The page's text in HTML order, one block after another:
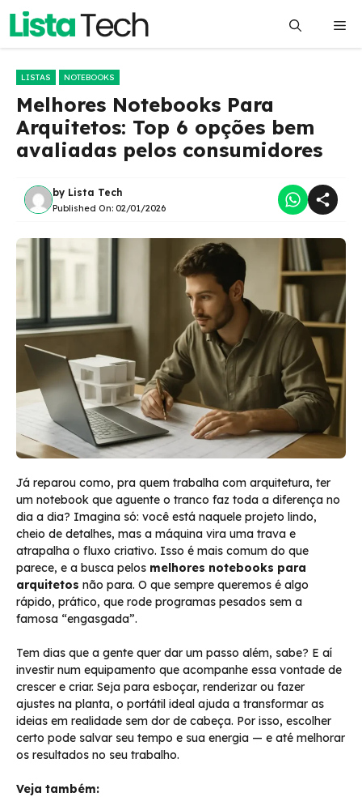
Pular
o
LISTAS NOTEBOOKS
Melhores Notebooks Para
Arquitetos: Top 6 opções bem
avaliadas pelos consumidores
by Lista Tech
Published On: 02/01/2026
Já reparou como, pra quem trabalha com arquitetura, ter
um notebook que aguente o tranco faz toda a diferença no
dia a dia? Imagina só: você está naquele projeto lindo,
cheio de detalhes, mas a máquina vira uma trava e
atrapalha o fluxo criativo. Isso é mais comum do que
parece, e a busca pelos melhores notebooks para
arquitetos não para. O que sempre queremos é algo
rápido, prático, que rode programas pesados sem a
famosa “engasgada”.
Tem dias que a gente quer dar um passo além, sabe? E aí
investir num equipamento que acompanhe essa vontade de
crescer e criar. Seja para esboçar, renderizar ou fazer
ajustes na planta, o portátil ideal ajuda a transformar as
ideias em realidade sem dor de cabeça. Por isso, escolher
certo pode salvar seu tempo e sua energia — e até melhorar
os resultados no seu trabalho.
Veja também: